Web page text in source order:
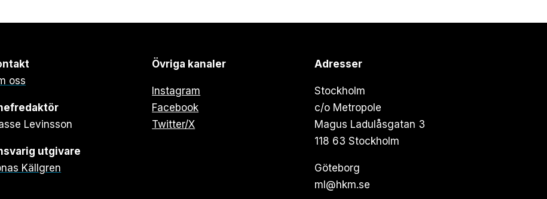
oss
Levinsson
utgivare
Källgren
Övriga kanaler
Instagram
Facebook
Twitter/X
Adresser
Stockholm
c/o Metropole
Magus Ladulåsgatan 3
118 63 Stockholm
Göteborg
ml@hkm.se